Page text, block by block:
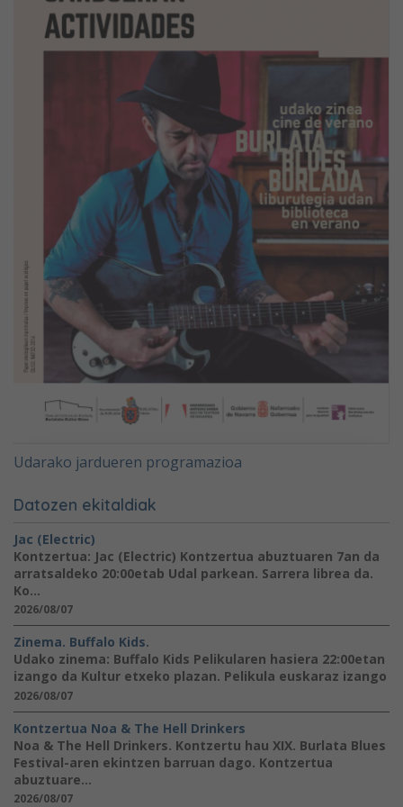
Udarako jardueren programazioa
Datozen ekitaldiak
Jac (Electric)
Kontzertua: Jac (Electric) Kontzertua abuztuaren 7an da
arratsaldeko 20:00etab Udal parkean. Sarrera librea da.
Ko...
2026/08/07
Zinema. Buffalo Kids.
Udako zinema: Buffalo Kids Pelikularen hasiera 22:00etan
izango da Kultur etxeko plazan. Pelikula euskaraz izango
2026/08/07
Kontzertua Noa & The Hell Drinkers
Noa & The Hell Drinkers. Kontzertu hau XIX. Burlata Blues
Festival-aren ekintzen barruan dago. Kontzertua
abuztuare...
2026/08/07